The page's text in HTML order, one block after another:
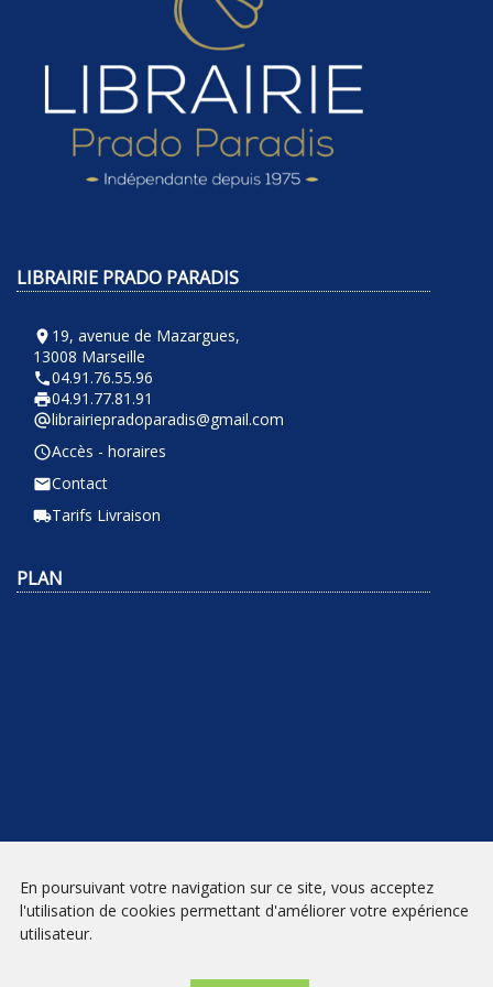
LIBRAIRIE PRADO PARADIS
room 19, avenue de Mazargues,
13008 Marseille
phone04.91.76.55.96
local_printshop04.91.77.81.91
alternate_emaillibrairiepradoparadis@gmail.com
query_builderAccès - horaires
emailContact
local_shippingTarifs Livraison
PLAN
NEWSLETTER
En poursuivant votre navigation sur ce site, vous acceptez
l'utilisation de cookies permettant d'améliorer votre expérience
utilisateur.